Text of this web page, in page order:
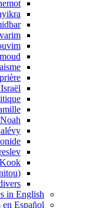
(Rav Askenazi (Manitou
in English
Español